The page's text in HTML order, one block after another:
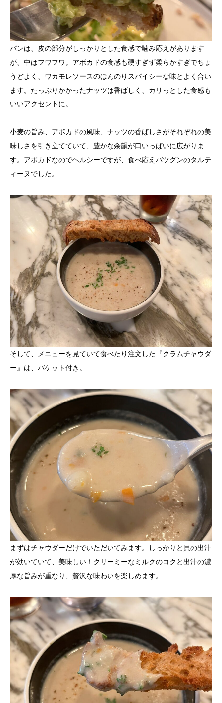
パンは、皮の部分がしっかりとした食感で噛み応えがあります
が、中はフワフワ。アボカドの食感も硬すぎず柔らかすぎでちょ
うどよく、ワカモレソースのほんのりスパイシーな味とよく合い
ます。たっぷりかかったナッツは香ばしく、カリっとした食感も
いいアクセントに。
小麦の旨み、アボカドの風味、ナッツの香ばしさがそれぞれの美
味しさを引き立てていて、豊かな余韻が口いっぱいに広がりま
す。アボカドなのでヘルシーですが、食べ応えバツグンのタルテ
ィーヌでした。
そして、メニューを見ていて食べたり注文した『クラムチャウダ
ー』は、バケット付き。
まずはチャウダーだけでいただいてみます。しっかりと貝の出汁
が効いていて、美味しい！クリーミーなミルクのコクと出汁の濃
厚な旨みが重なり、贅沢な味わいを楽しめます。